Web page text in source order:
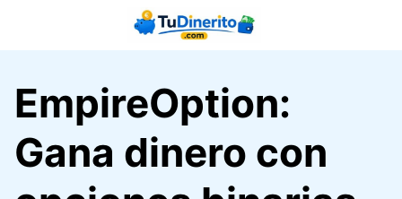
EmpireOption:
Gana dinero con